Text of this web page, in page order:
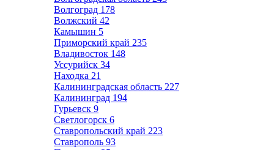
Волгоград 178
Волжский 42
Камышин 5
Приморский край 235
Владивосток 148
Уссурийск 34
Находка 21
Калининградская область 227
Калининград 194
Гурьевск 9
Светлогорск 6
Ставропольский край 223
Ставрополь 93